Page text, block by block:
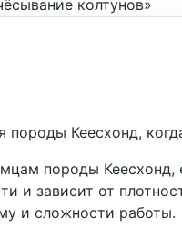
колтунов»
породы Кеесхонд,
породы Кеесхонд,
и зависит от
и сложности работы.